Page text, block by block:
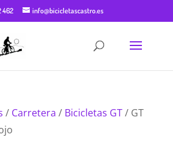
462 info@bicicletascastro.es
/ Carretera / Bicicletas GT/ GT